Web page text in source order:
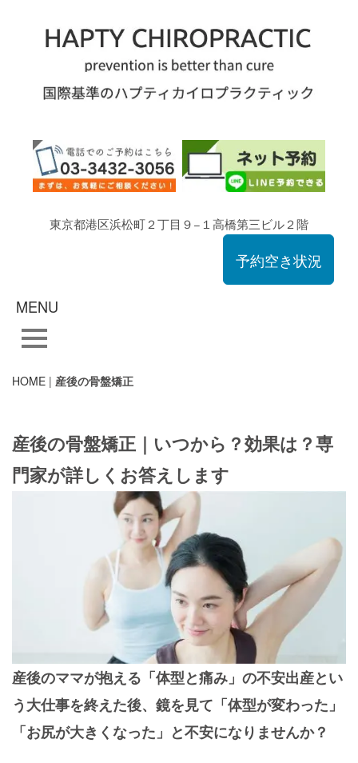
東京都港区浜松町２丁目９−１高橋第三ビル２階
予約空き状況
MENU
HOME | 産後の骨盤矯正
産後の骨盤矯正｜いつから？効果は？専
門家が詳しくお答えします
産後のママが抱える「体型と痛み」の不安出産とい
う大仕事を終えた後、鏡を見て「体型が変わった」
「お尻が大きくなった」と不安になりませんか？